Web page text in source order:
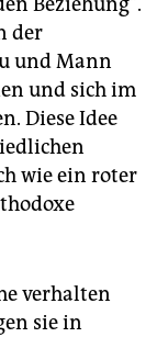
der
und Mann
und sich im
Diese Idee
wie ein roter
verhalten
sie in